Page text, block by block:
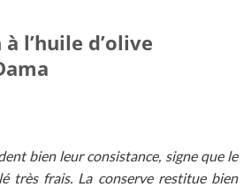
l’huile d’olive
bien leur consistance, signe que le
très frais. La conserve restitue bien